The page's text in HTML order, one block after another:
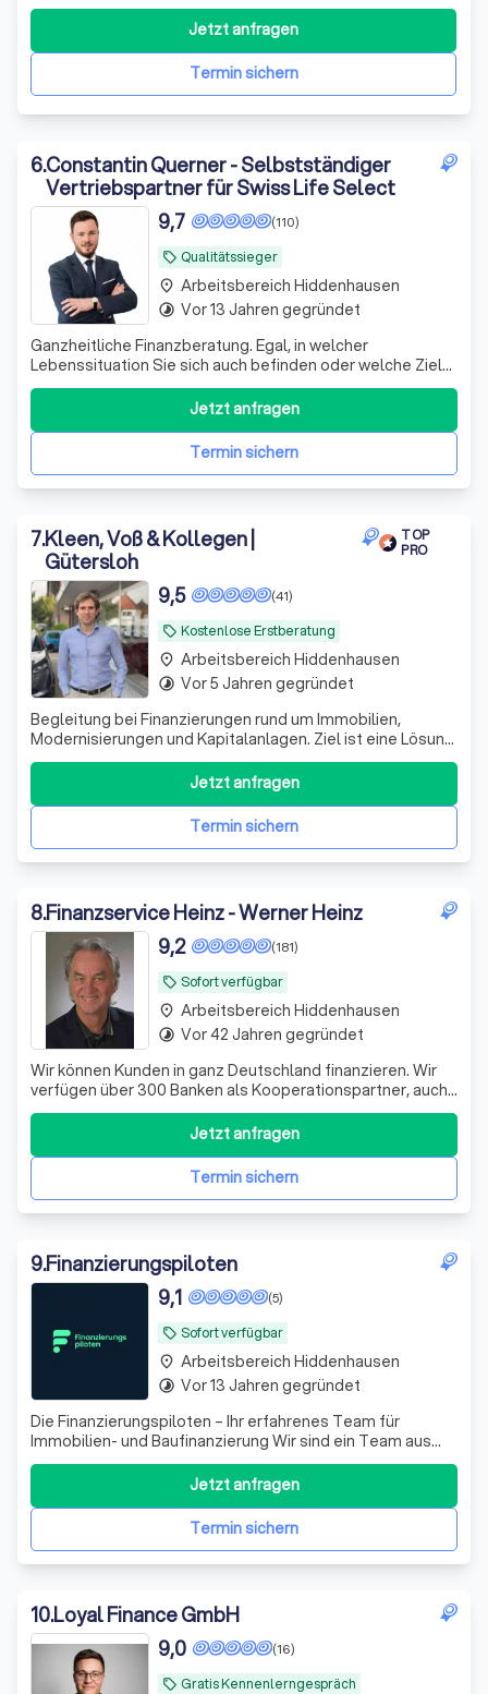
Regulierung vor Ort Partner für
Privat-/Firmen-/Industriekunden, Stadt - in ganz
Deutschland & EU
Termin sichern
Jetzt anfragen
6.Constantin Querner - Selbstständiger
Vertriebspartner für Swiss Life Select
local_offer Qualitätssieger
(110)
9,7
Ganzheitliche Finanzberatung. Egal, in welcher
Lebenssituation Sie sich auch befinden oder welche Ziele
Sie verfolgen – ich finde eine passende Lösung für Sie.
Erfahren Sie mehr über die einzelnen Schritte.
Termin sichern
Jetzt anfragen
place Arbeitsbereich Hiddenhausen
timelapse Vor 13 Jahren gegründet
7.Kleen, Voß & Kollegen |
Gütersloh
TOP
PRO
local_offer Kostenlose Erstberatung
(41)
9,5
Begleitung bei Finanzierungen rund um Immobilien,
Modernisierungen und Kapitalanlagen. Ziel ist eine Lösung,
die finanziell tragfähig ist und zu Ihren Plänen passt.
Termin sichern
Jetzt anfragen
place Arbeitsbereich Hiddenhausen
timelapse Vor 5 Jahren gegründet
8.Finanzservice Heinz - Werner Heinz
local_offer Sofort verfügbar
(181)
9,2
Wir können Kunden in ganz Deutschland finanzieren. Wir
verfügen über 300 Banken als Kooperationspartner, auch
Vollfinanzierung ohne Eigenkapital möglich. Interessant
auch Optimierung Ihrer bestehenden Finanzierungen
durch Zusammenfassung vorhandener Verbindlichkeiten
mit dem Ziel teils erheblicher R
Termin sichern
Jetzt anfragen
place Arbeitsbereich Hiddenhausen
timelapse Vor 42 Jahren gegründet
9.Finanzierungspiloten
local_offer Sofort verfügbar
(5)
9,1
Die Finanzierungspiloten – Ihr erfahrenes Team für
Immobilien- und Baufinanzierung Wir sind ein Team aus
Immobiliendarlehensvermittlern, Energieberatern,
Architekten, Bauingenieuren und Handwerksmeistern – mit
über 15 Jahren praktischer Erfahrung im Bau- und
Immobilienbereich. Unser Angebot: - Ve
Termin sichern
Jetzt anfragen
place Arbeitsbereich Hiddenhausen
timelapse Vor 13 Jahren gegründet
10.Loyal Finance GmbH
local_offer Gratis Kennenlerngespräch
(16)
9,0